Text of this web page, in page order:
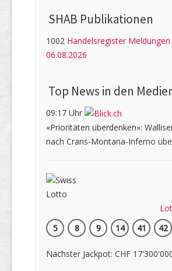
SHAB Publi­kati­onen
1002 Handelsregister
06.08.2026
Top News in den
09:17 Uhr
«Prioritäten überdenken»:
nach Crans-Montana-Inferno
5
8 9 14 41 42
Nächster Jackpot: CHF